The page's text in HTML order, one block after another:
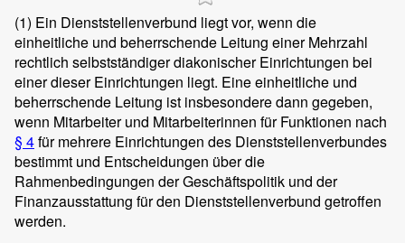
(1) Ein Dienststellenverbund liegt vor, wenn die
einheitliche und beherrschende Leitung einer Mehrzahl
rechtlich selbstständiger diakonischer Einrichtungen bei
einer dieser Einrichtungen liegt. Eine einheitliche und
beherrschende Leitung ist insbesondere dann gegeben,
wenn Mitarbeiter und Mitarbeiterinnen für Funktionen nach
§ 4für mehrere Einrichtungen des Dienststellenverbundes
bestimmt und Entscheidungen über die
Rahmenbedingungen der Geschäftspolitik und der
Finanzausstattung für den Dienststellenverbund getroffen
werden.